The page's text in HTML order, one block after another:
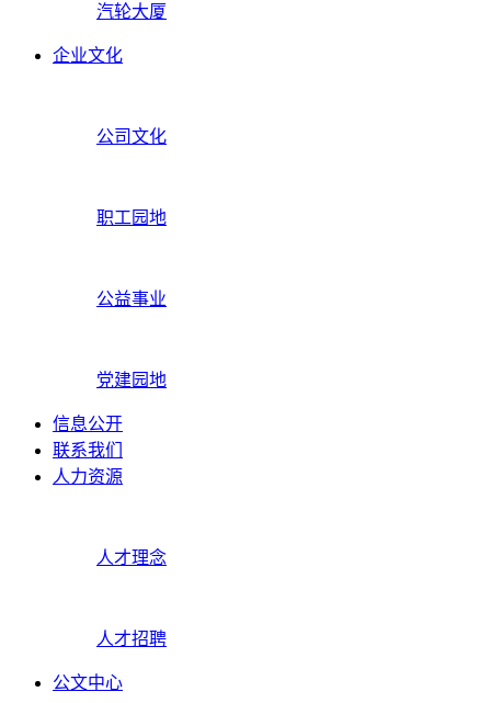
汽轮大厦
企业文化
公司文化
职工园地
公益事业
党建园地
信息公开
联系我们
人力资源
人才理念
人才招聘
公文中心